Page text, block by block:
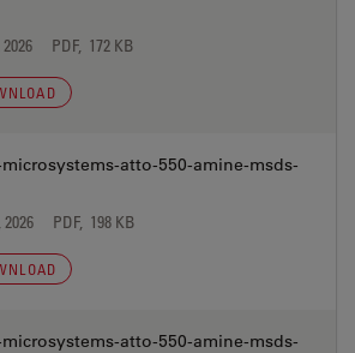
PDF, 172 KB
atto-550-amine-msds-
PDF, 198 KB
atto-550-amine-msds-